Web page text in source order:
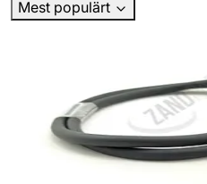
Mest populärt